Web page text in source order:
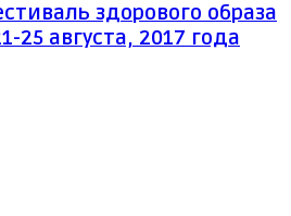
здорового образа
25 августа, 2017 года